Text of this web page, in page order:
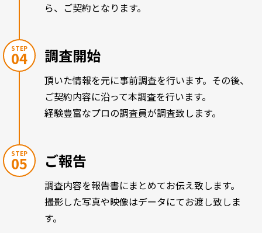
ら、ご契約となります。
STEP
04 調査開始
頂いた情報を元に事前調査を行います。その後、
ご契約内容に沿って本調査を行います。
経験豊富なプロの調査員が調査致します。
STEP
05 ご報告
調査内容を報告書にまとめてお伝え致します。
撮影した写真や映像はデータにてお渡し致しま
す。